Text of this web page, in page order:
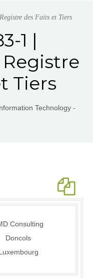
des Faits et Tiers
1 |
Tiers
Technology -
Consulting
Doncols